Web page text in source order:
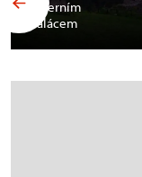
severním
palácem